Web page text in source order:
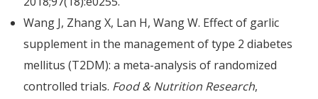
Wang J, Zhang X, Lan H, Wang W. Effect of garlic
supplement in the management of type 2 diabetes
mellitus (T2DM): a meta-analysis of randomized
controlled trials. Food & Nutrition Research,